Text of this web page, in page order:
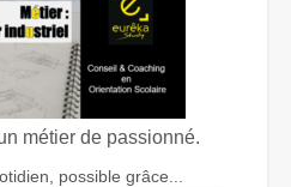
métier de passionné.
possible grâce...